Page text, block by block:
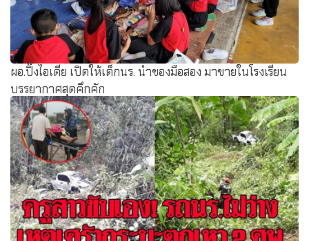
ผอ.ปิ๊งไอเดีย เปิดให้เด็กนร. นำของมือสอง มาขายในโรงเรียน
บรรยากาศสุดคึกคัก